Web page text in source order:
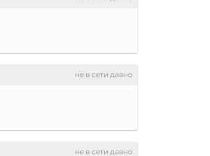
не в сети давно
не в сети давно